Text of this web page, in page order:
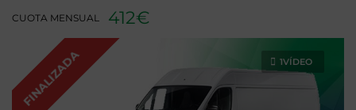
CUOTA MENSUAL 412€
1VÍDEO
FINALIZADA